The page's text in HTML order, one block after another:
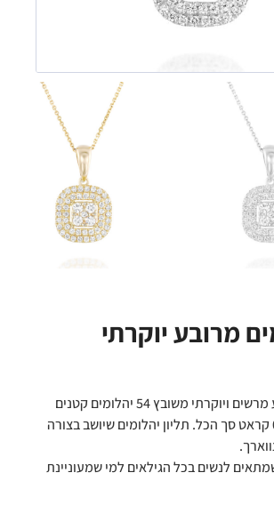
מרובע יוקרתי
תליון יהלומים מרובע מרשים ויוקרתי משובץ 54 יהלומים קטנים
ונוצצים במשקל 0.72 קראט סך הכל. תליון יהלומים שיושב בצורה
לנשים בכל הגילאים למי שמעוניינת